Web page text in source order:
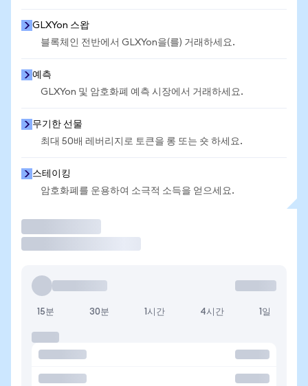
GLXYon 스왑
블록체인 전반에서 GLXYon을(를) 거래하세요.
예측
GLXYon 및 암호화폐 예측 시장에서 거래하세요.
무기한 선물
최대 50배 레버리지로 토큰을 롱 또는 숏 하세요.
스테이킹
암호화폐를 운용하여 소극적 소득을 얻으세요.
15분 30분 1시간 4시간 1일